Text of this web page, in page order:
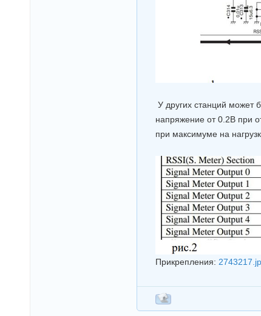
У других станций может
напряжение от 0.2В при
при максимуме на
Прикрепления: